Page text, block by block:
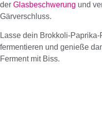
der Glasbeschwerung und
Gärverschluss.
Lasse dein Brokkoli-
fermentieren und genieße
Ferment mit Biss.